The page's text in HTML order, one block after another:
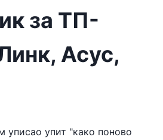
за ТП-
Асус,
уписао упит "како поново